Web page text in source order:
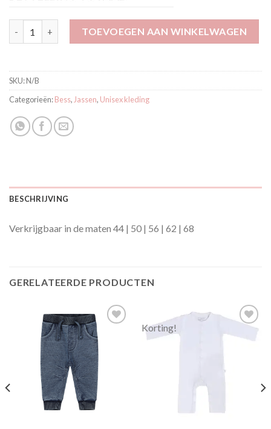
TOEVOEGEN AAN WINKELWAGEN
SKU:N/B
Categorieën:Bess, Jassen, Unisex kleding
BESCHRIJVING
Verkrijgbaar in de maten 44 | 50 | 56 | 62 | 68
GERELATEERDE PRODUCTEN
Toevoegen
verlanglijst
Korting!
verlanglijst